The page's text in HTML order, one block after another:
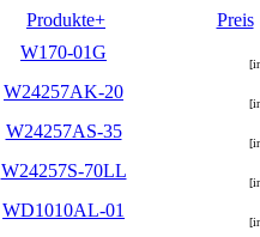
Produkte+
Preis
W170-01G
W24257AK-20
W24257AS-35
W24257S-70LL
WD1010AL-01